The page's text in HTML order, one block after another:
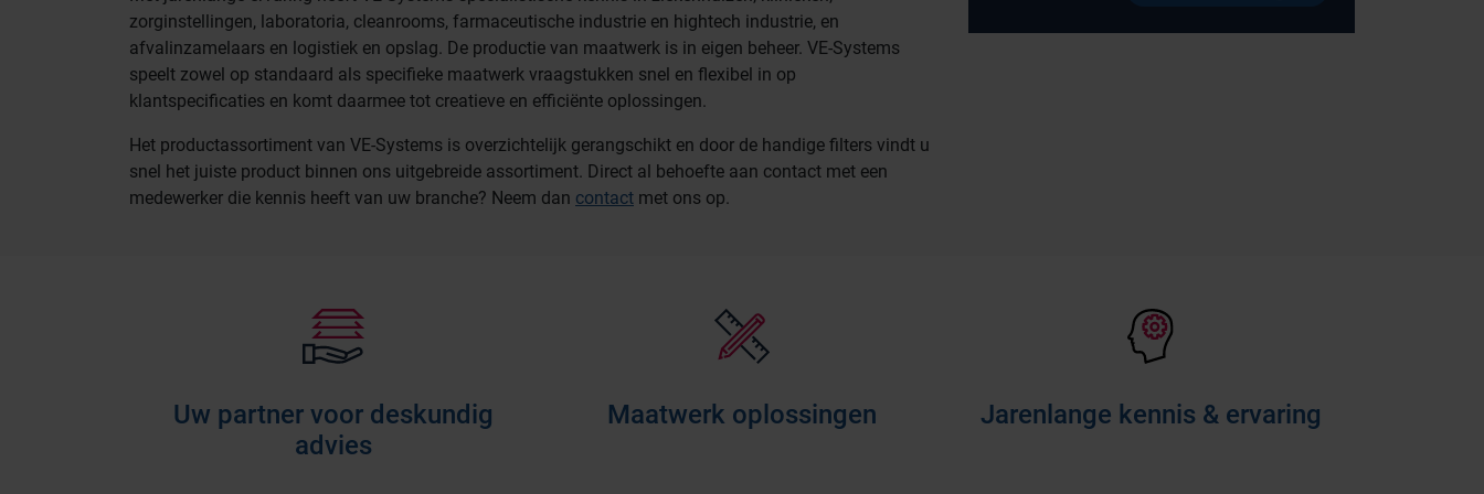
zorginstellingen, laboratoria, cleanrooms, farmaceutische industrie en hightech industrie, en
afvalinzamelaars en logistiek en opslag. De productie van maatwerk is in eigen beheer. VE-Systems
speelt zowel op standaard als specifieke maatwerk vraagstukken snel en flexibel in op
klantspecificaties en komt daarmee tot creatieve en efficiënte oplossingen.
Het productassortiment van VE-Systems is overzichtelijk gerangschikt en door de handige filters vindt u
snel het juiste product binnen ons uitgebreide assortiment. Direct al behoefte aan contact met een
medewerker die kennis heeft van uw branche? Neem dan contact met ons op.
Uw partner voor deskundig
advies
Maatwerk oplossingen Jarenlange kennis & ervaring